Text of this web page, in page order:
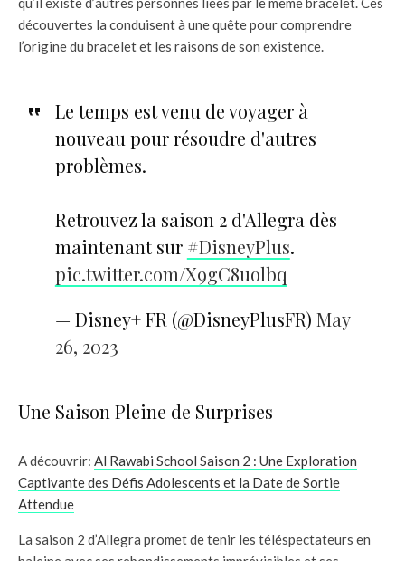
découvertes la conduisent à une quête pour comprendre
l’origine du bracelet et les raisons de son existence.
Le temps est venu de voyager à
nouveau pour résoudre d'autres
problèmes.
Retrouvez la saison 2 d'Allegra dès
maintenant sur #DisneyPlus.
pic.twitter.com/X9gC8uolbq
— Disney+ FR (@DisneyPlusFR) May
26, 2023
Une Saison Pleine de Surprises
A découvrir: Al Rawabi School Saison 2 : Une Exploration
Captivante des Défis Adolescents et la Date de Sortie
Attendue
La saison 2 d’Allegra promet de tenir les téléspectateurs en